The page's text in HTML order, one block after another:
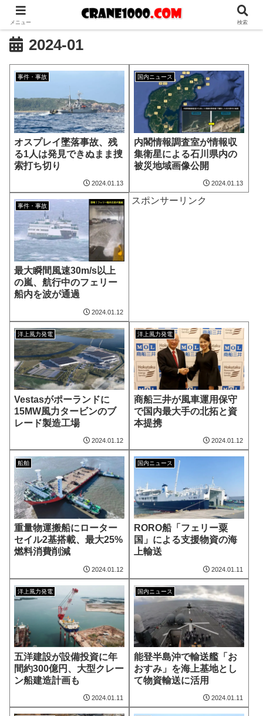
2024-01
事件・事故
オスプレイ墜落事故、残
る1人は発見できぬまま捜
索打ち切り
2024.01.13
国内ニュース
内閣情報調査室が情報収
集衛星による石川県内の
被災地域画像公開
2024.01.13
事件・事故
最大瞬間風速30m/s以上
の嵐、航行中のフェリー
船内を波が通過
2024.01.12
スポンサーリンク
洋上風力発電
Vestasがポーランドに
15MW風力タービンのブ
レード製造工場
2024.01.12
洋上風力発電
商船三井が風車運用保守
で国内最大手の北拓と資
本提携
2024.01.12
船舶
重量物運搬船にローター
セイル2基搭載、最大25%
燃料消費削減
2024.01.12
国内ニュース
RORO船「フェリー粟
国」による支援物資の海
上輸送
2024.01.11
洋上風力発電
五洋建設が設備投資に年
間約300億円、大型クレー
ン船建造計画も
2024.01.11
国内ニュース
能登半島沖で輸送艦「お
おすみ」を海上基地とし
て物資輸送に活用
2024.01.11
メニュー 検索